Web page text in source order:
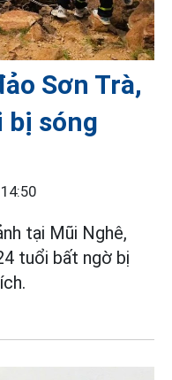
Sơn Trà,
bị sóng
tại Mũi Nghê,
tuổi bất ngờ bị